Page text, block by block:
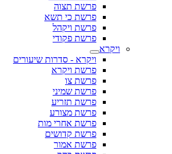
פרשת תצוה
פרשת כי תשא
פרשת ויקהל
פרשת פקודי
ויקרא
ויקרא - סדרות שיעורים
פרשת ויקרא
פרשת צו
פרשת שמיני
פרשת תזריע
פרשת מצורע
פרשת אחרי מות
פרשת קדושים
פרשת אמור